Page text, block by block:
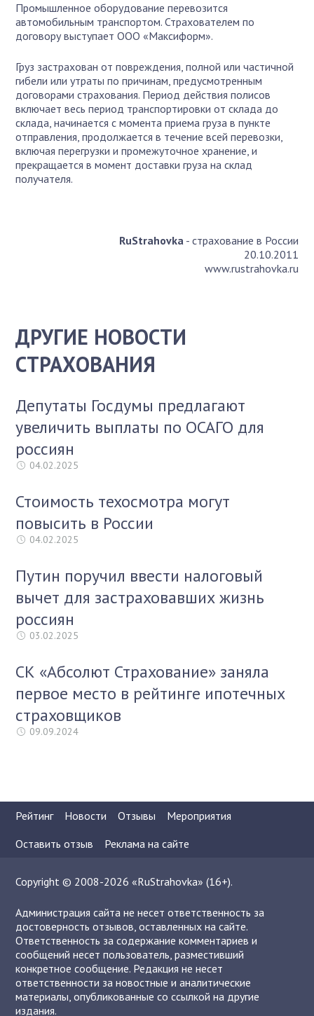
Промышленное оборудование перевозится
автомобильным транспортом. Страхователем по
договору выступает ООО «Максиформ».
Груз застрахован от повреждения, полной или частичной
гибели или утраты по причинам, предусмотренным
договорами страхования. Период действия полисов
включает весь период транспортировки от склада до
склада, начинается с момента приема груза в пункте
отправления, продолжается в течение всей перевозки,
включая перегрузки и промежуточное хранение, и
прекращается в момент доставки груза на склад
получателя.
RuStrahovka- страхование в России
20.10.2011
www.rustrahovka.ru
ДРУГИЕ НОВОСТИ
СТРАХОВАНИЯ
Депутаты Госдумы предлагают
увеличить выплаты по ОСАГО для
россиян
04.02.2025
Стоимость техосмотра могут
повысить в России
04.02.2025
Путин поручил ввести налоговый
вычет для застраховавших жизнь
россиян
03.02.2025
СК «Абсолют Страхование» заняла
первое место в рейтинге ипотечных
страховщиков
09.09.2024
Рейтинг Новости Отзывы
Мероприятия
Оставить отзыв
Реклама на сайте
Copyright © 2008-2026 «RuStrahovka» (16+).
Администрация сайта не несет ответственность за
достоверность отзывов, оставленных на сайте.
Ответственность за содержание комментариев и
сообщений несет пользователь, разместивший
конкретное сообщение. Редакция не несет
ответственности за новостные и аналитические
материалы, опубликованные со ссылкой на другие
издания.